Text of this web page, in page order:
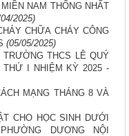
NAM THỐNG NHẤT
2025)
CHỮA CHÁY CÔNG
(05/05/2025)
THCS LÊ QUÝ
I NHIỆM KỲ 2025 -
MẠNG THÁNG 8 VÀ
CHO HỌC SINH DƯỚI
DƯƠNG NỘI